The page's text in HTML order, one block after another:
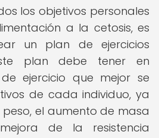
los objetivos personales
a la cetosis, es
un plan de ejercicios
plan debe tener en
ejercicio que mejor se
de cada individuo, ya
el aumento de masa
de la resistencia